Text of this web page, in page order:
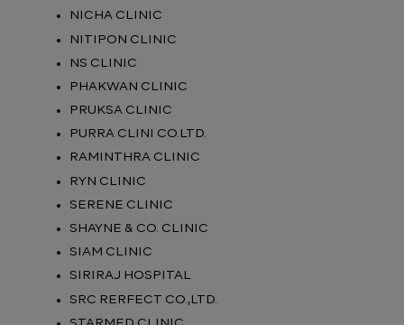
NICHA CLINIC
NITIPON CLINIC
NS CLINIC
PHAKWAN CLINIC
PRUKSA CLINIC
PURRA CLINI CO.LTD.
RAMINTHRA CLINIC
RYN CLINIC
SERENE CLINIC
SHAYNE & CO. CLINIC
SIAM CLINIC
SIRIRAJ HOSPITAL
SRC RERFECT CO.,LTD.